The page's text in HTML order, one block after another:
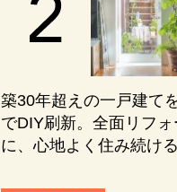
築30年超えの一戸建て
でDIY刷新。全面リフ
に、心地よく住み続け